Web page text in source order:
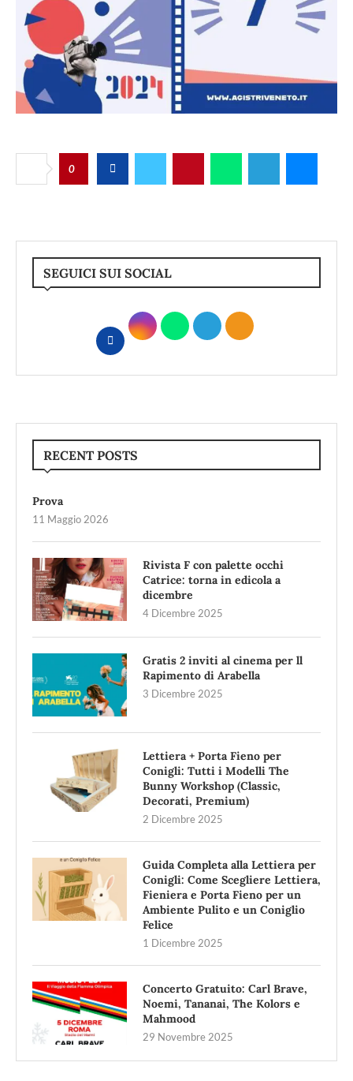
0
SEGUICI SUI SOCIAL
RECENT POSTS
Prova
11 Maggio 2026
Rivista F con palette occhi
Catrice: torna in edicola a
dicembre
4 Dicembre 2025
Gratis 2 inviti al cinema per ll
Rapimento di Arabella
3 Dicembre 2025
Lettiera + Porta Fieno per
Conigli: Tutti i Modelli The
Bunny Workshop (Classic,
Decorati, Premium)
2 Dicembre 2025
Guida Completa alla Lettiera per
Conigli: Come Scegliere Lettiera,
Fieniera e Porta Fieno per un
Ambiente Pulito e un Coniglio
Felice
1 Dicembre 2025
Concerto Gratuito: Carl Brave,
Noemi, Tananai, The Kolors e
Mahmood
29 Novembre 2025